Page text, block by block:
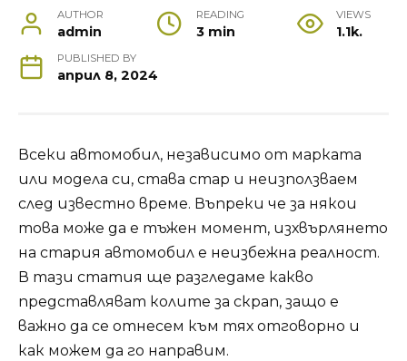
AUTHOR
admin
READING
3 min
VIEWS
1.1k.
PUBLISHED BY
април 8, 2024
Всеки автомобил, независимо от марката
или модела си, става стар и неизползваем
след известно време. Въпреки че за някои
това може да е тъжен момент, изхвърлянето
на стария автомобил е неизбежна реалност.
В тази статия ще разгледаме какво
представляват колите за скрап, защо е
важно да се отнесем към тях отговорно и
как можем да го направим.